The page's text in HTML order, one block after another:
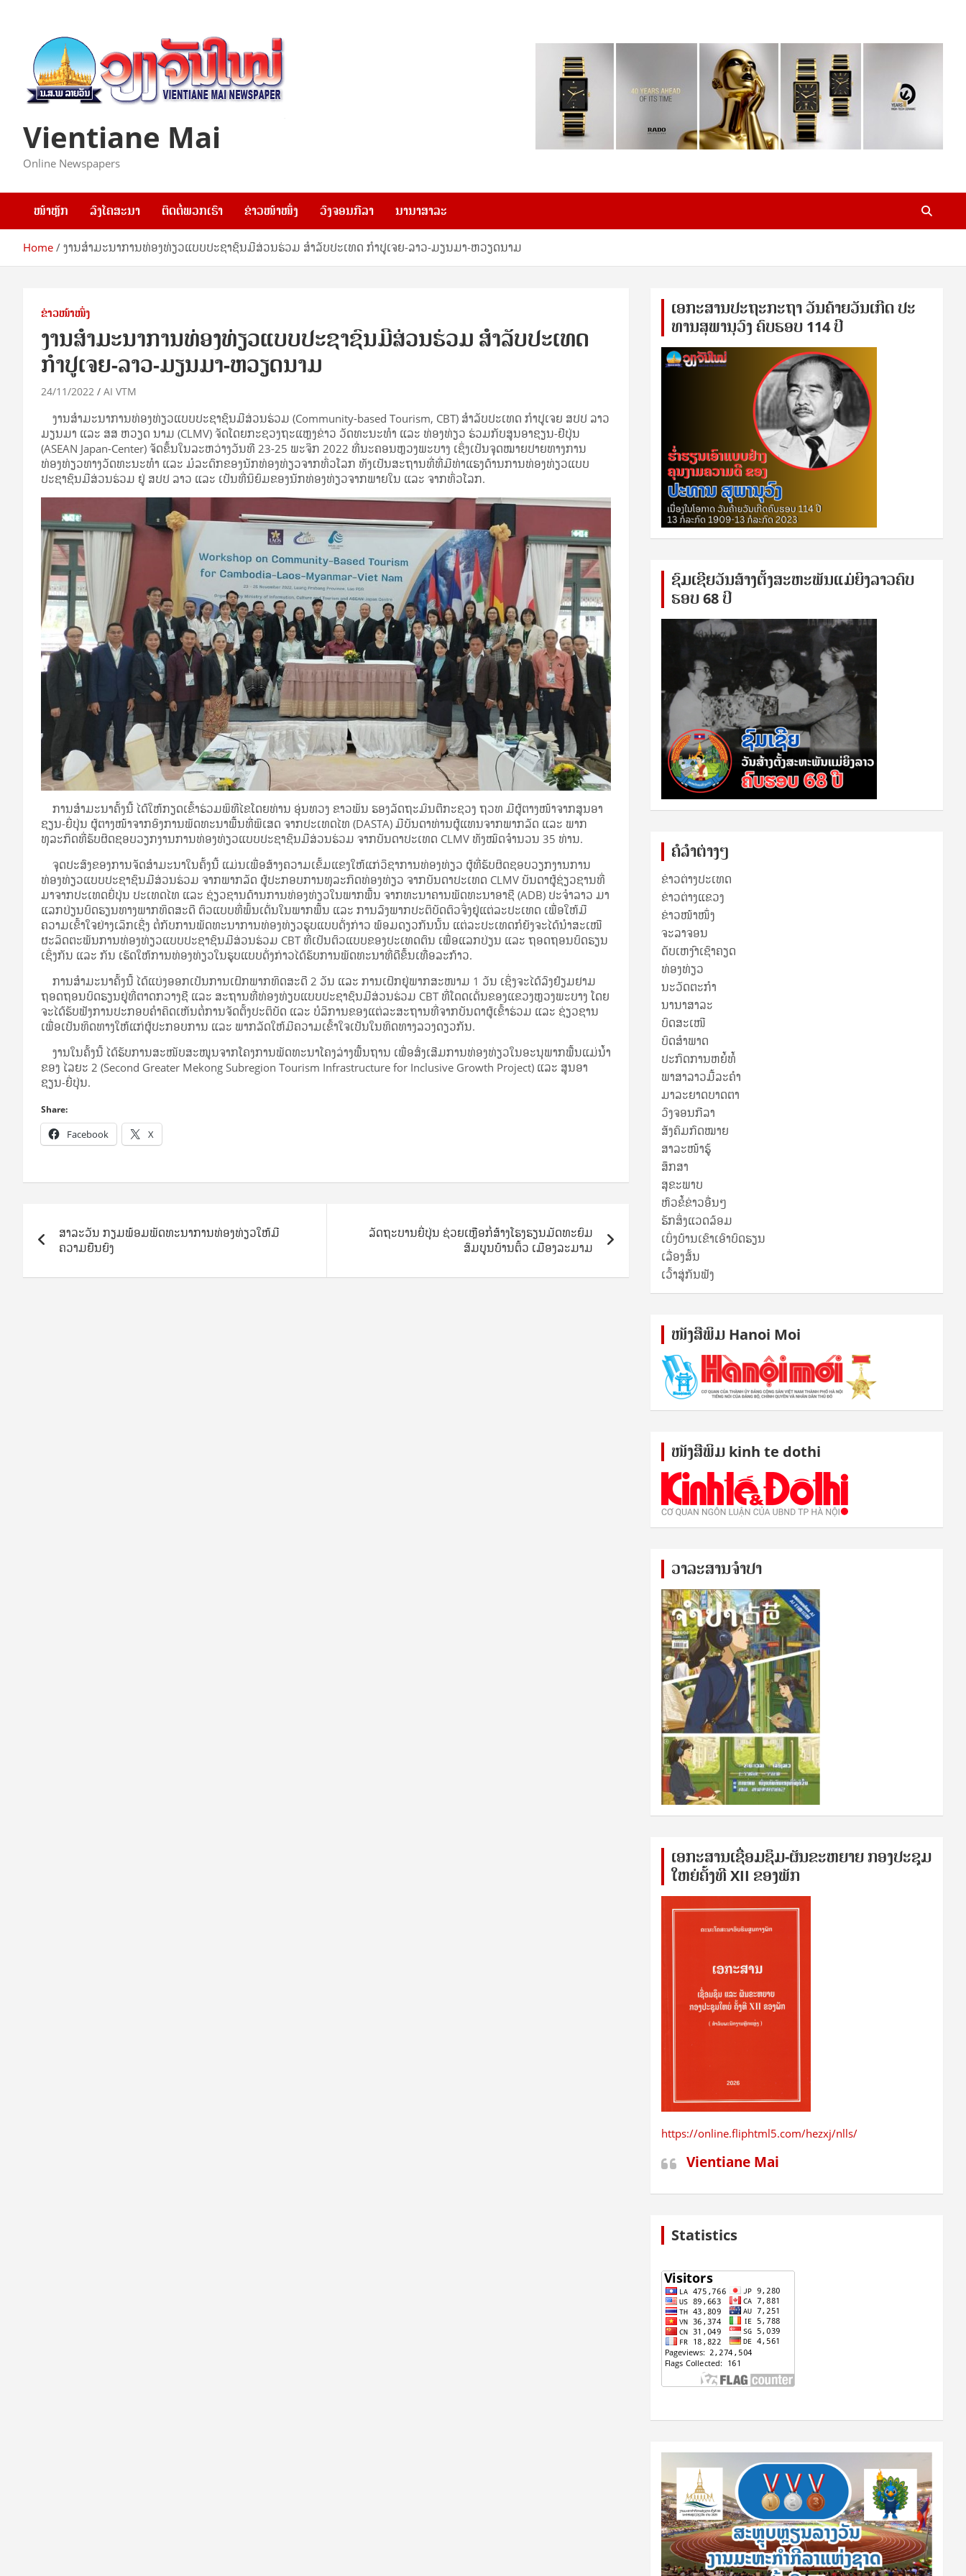
Vientiane Mai
Online Newspapers
ໜ້າຫຼັກ ລົງໂຄສະນາ ຕິດຕໍ່ພວກເຮົາ ຂ່າວໜ້າໜຶ່ງ ວົງຈອນກີລາ ນານາສາລະ
Home ງານສໍາມະນາການທ່ອງທ່ຽວແບບປະຊາຊົນມີສ່ວນຮ່ວມ ສໍາລັບປະເທດ ກໍາປູເຈຍ-ລາວ-ມຽນມາ-ຫວຽດນາມ
ຂ່າວໜ້າໜຶ່ງ
ງານສໍາມະນາການທ່ອງທ່ຽວແບບປະຊາຊົນມີສ່ວນຮ່ວມ ສໍາລັບປະເທດ
ກໍາປູເຈຍ-ລາວ-ມຽນມາ-ຫວຽດນາມ
24/11/2022 AI VTM
ງານສໍາມະນາການທ່ອງທ່ຽວແບບປະຊາຊົນມີສ່ວນຮ່ວມ (Community-based Tourism, CBT) ສໍາລັບປະເທດ ກໍາປູເຈຍ ສປປ ລາວ
ມຽນມາ ແລະ ສສ ຫວຽດ ນາມ (CLMV) ຈັດໂດຍກະຊວງຖະແຫຼງຂ່າວ ວັດທະນະທໍາ ແລະ ທ່ອງທ່ຽວ ຮ່ວມກັບສູນອາຊຽນ-ຢີປຸ່ນ
(ASEAN Japan-Center) ຈັດຂຶ້ນໃນລະຫວ່າງວັນທີ 23-25 ພະຈິກ 2022 ທີ່ນະຄອນຫຼວງພະບາງ ເຊິ່ງເປັນຈຸດໝາຍປາຍທາງການ
ທ່ອງທ່ຽວທາງວັດທະນະທໍາ ແລະ ມໍລະດົກຂອງນັກທ່ອງທ່ຽວຈາກທົ່ວໂລກ ທັງເປັນສະຖານທີ່ທີ່ມີທ່າແຮງດ້ານການທ່ອງທ່ຽວແບບ
ປະຊາຊົນມີສ່ວນຮ່ວມ ຢູ່ ສປປ ລາວ ແລະ ເປັນທີ່ນິຍົມຂອງນັກທ່ອງທ່ຽວຈາກພາຍໃນ ແລະ ຈາກທົ່ວໂລກ.
ການສໍາມະນາຄັ້ງນີ້ ໄດ້ໃຫ້ກຽດເຂົ້າຮ່ວມພິທີໄຂໂດຍທ່ານ ອຸ່ນທວງ ຂາວພັນ ຮອງລັດຖະມົນຕີກະຊວງ ຖວທ ມີຜູ້ຕາງໜ້າຈາກສູນອາ
ຊຽນ-ຍີ່ປຸ່ນ ຜູ້ຕາງໜ້າຈາກອົງການພັດທະນາພື້ນທີ່ພິເສດ ຈາກປະເທດໄທ (DASTA) ມີບັນດາທ່ານຜູ້ແທນຈາກພາກລັດ ແລະ ພາກ
ທຸລະກິດທີ່ຮັບຜິດຊອບວຽກງານການທ່ອງທ່ຽວແບບປະຊາຊົນມີສ່ວນຮ່ວມ ຈາກບັນດາປະເທດ CLMV ທັງໝົດຈໍານວນ 35 ທ່ານ.
ຈຸດປະສົງຂອງການຈັດສໍາມະນາໃນຄັ້ງນີ້ ແມ່ນເພື່ອສ້າງຄວາມເຂັ້ມແຂງໃຫ້ແກ່ວິຊາການທ່ອງທ່ຽວ ຜູ້ທີ່ຮັບຜິດຊອບວຽກງານການ
ທ່ອງທ່ຽວແບບປະຊາຊົນມີສ່ວນຮ່ວມ ຈາກພາກລັດ ຜູ້ປະກອບການທຸລະກິດທ່ອງທ່ຽວ ຈາກບັນດາປະເທດ CLMV ບັນດາຜູ້ຊ່ຽວຊານທີ່
ມາຈາກປະເທດຍີ່ປຸ່ນ ປະເທດໄທ ແລະ ຊ່ຽວຊານດ້ານການທ່ອງທ່ຽວໃນພາກພື້ນ ຈາກທະນາຄານພັດທະນາອາຊີ (ADB) ປະຈໍາລາວ ມາ
ແລກປ່ຽນບົດຮຽນທາງພາກທິດສະດີ ຕົວແບບທີ່ພົ້ນເດັ່ນໃນພາກພື້ນ ແລະ ການລົງພາກປະຕິບັດຕົວຈິ່ງຢູ່ແຕ່ລະປະເທດ ເພື່ອໃຫ້ມີ
ຄວາມເຂົ້າໃຈຢ່າງເລິກເຊີ່ງ ຕໍ່ກັບການພັດທະນາການທ່ອງທ່ຽວຮູບແບບດັ່ງກ່າວ ພ້ອມດຽວກັນນັ້ນ ແຕ່ລະປະເທດກໍຍັງຈະໄດ້ນໍາສະເໜີ
ຜະລິດຕະພັນການທ່ອງທ່ຽວແບບປະຊາຊົນມີສ່ວນຮ່ວມ CBT ທີ່ເປັນຕົວແບບຂອງປະເທດຕົນ ເພື່ອແລກປ່ຽນ ແລະ ຖອດຖອນບົດຮຽນ
ເຊິ່ງກັນ ແລະ ກັນ ເຮັດໃຫ້ການທ່ອງທ່ຽວໃນຮູບແບບດັ່ງກ່າວໄດ້ຮັບການພັດທະນາທີ່ດີຂຶ້ນເທື່ອລະກ້າວ.
ການສໍາມະນາຄັ້ງນີ້ ໄດ້ແບ່ງອອກເປັນການເຝິກພາກທິດສະດີ 2 ວັນ ແລະ ການເຝິກຢູ່ພາກສະໜາມ 1 ວັນ ເຊິ່ງຈະໄດ້ລົງຢ້ຽມຢາມ
ຖອດຖອນບົດຮຽນຢູ່ທີ່ຕາດກວາງຊີ ແລະ ສະຖານທີ່ທ່ອງທ່ຽບແບບປະຊາຊົນມີສ່ວນຮ່ວມ CBT ທີ່ໂດດເດັ່ນຂອງແຂວງຫຼວງພະບາງ ໂດຍ
ຈະໄດ້ຮັບຟັງການປະກອບຄໍາຄິດເຫັນຕໍ່ການຈັດຕັ້ງປະຕິບັດ ແລະ ບໍລິການຂອງແຕ່ລະສະຖານທີ່ຈາກບັນດາຜູ້ເຂົ້າຮ່ວມ ແລະ ຊ່ຽວຊານ
ເພື່ອເປັນທິດທາງໃຫ້ແກ່ຜູ້ປະກອບການ ແລະ ພາກລັດໃຫ້ມີຄວາມເຂົ້າໃຈເປັນໃນທິດທາງລວງດຽວກັນ.
ງານໃນຄັ້ງນີ້ ໄດ້ຮັບການສະໜັບສະໜູນຈາກໂຄງການພັດທະນາໂຄງລ່າງພື້ນຖານ ເພື່ອສົ່ງເສີມການທ່ອງທ່ຽວໃນອະນຸພາກພື້ນແມ່ນໍ້າ
ຂອງ ໄລຍະ 2 (Second Greater Mekong Subregion Tourism Infrastructure for Inclusive Growth Project) ແລະ ສູນອາ
ຊຽນ-ຍີ່ປຸ່ນ.
Share:
Facebook X
navigation
ສາລະວັນ ກຽມພ້ອມພັດທະນາການທ່ອງທ່ຽວໃຫ້ມີ
ຄວາມຍືນຍົງ
ລັດຖະບານຍີ່ປຸ່ນ ຊ່ວຍເຫຼືອກໍ່ສ້າງໂຮງຮຽນມັດທະຍົມ
ສົມບູນບ້ານຕິ້ວ ເມືອງລະມາມ
ເອ​ກະ​ສານ​ປະ​ຖະ​ກະ​ຖ​າ ວັນ​ຄ້າຍ​ວັນ​ເກີດ ປ​ະ​
ທານ​ສຸ​ພາ​ນຸ​ວົງ ຄົບ​ຮອບ 114 ປີ
ຊົ​ມ​ເຊີຍ​ວັນ​ສ້າງ​ຕັ້ງ​ສະ​ຫະ​ພັນ​ແມ່​ຍິງ​​ລາວຄົບ​
ຮອບ 68 ປິ
ຄໍລຳຕ່າງໆ
ຂ່າວຕ່າງປະເທດ
ຂ່າວ​ຕ່າງ​ແຂວງ
ຂ່າວໜ້າໜຶ່ງ
ຈະລາຈອນ
ດັບເຫງົາເຊົາຄຽດ
ທ່ອງທ່ຽວ
ນະວັດຕະກໍາ
ນານາສາລະ
ບົດສະເໜີ
ບົດສໍາພາດ
ປະກົດການຫຍໍ້ທໍ້
ພາສາລາວມື້ລະຄຳ
ມາລະຍາດບາດຕາ
ວົງຈອນກີລາ
ສັງຄົມກົດໝາຍ
ສາລະໜ້າຮູ້
ສຶກສາ
ສຸ​ຂະ​ພາບ
ຫົວຂໍ້ຂ່າວອື່ນໆ
ຮັກສິ່ງແວດລ້ອມ
ເບິ່ງບ້ານເຂົາເອົາບົດຮຽນ
ເລື່ອງສັ້ນ
ເວົ້າສູ່ກັນຟັງ
ໜັງ​ສື​ພິມ Hanoi Moi
ໜັງ​ສື​ພິມ kinh te dothi
ວາລະສານຈຳປາ
ເອກ​ະ​ສານ​ເຊ​ື່ອມ​ຊ​ຶມ-ຜັນ​ຂະ​ຫ​ຍາຍ ກອງ​ປະ​ຊຸມ​
ໃຫຍ່​ຄັ້ງ​ທີ XII ຂອງ​ພັກ
https://online.fliphtml5.com/hezxj/nlls/
Vientiane Mai
Statistics